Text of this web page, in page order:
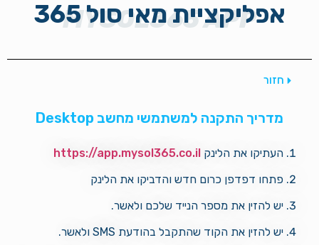
MYSOL365 APP
אפליקציית מאי סול 365
חזור
מדריך התקנה למשתמשי מחשב Desktop
העתיקו את הלינק https://app.mysol365.co.il
פתחו דפדפן כרום חדש והדביקו את הלינק
יש להזין את מספר הנייד שלכם ולאשר.
יש להזין את הקוד שהתקבל בהודעת SMS ולאשר.